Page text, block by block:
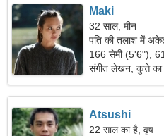
Maki
32 साल, मीन
पति की तलाश में
166 सेमी (5'6"),
संगीत लेखन, कुत्ते का
Atsushi
22 साल का है, वृष